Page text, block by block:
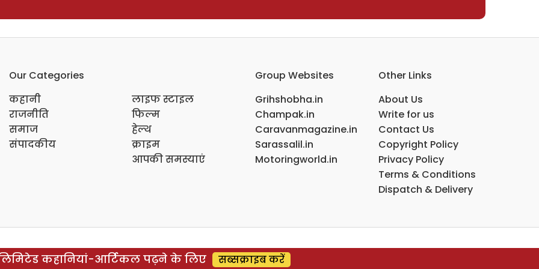
Our Categories
कहानी
राजनीति
समाज
संपादकीय
लाइफ स्टाइल
फिल्म
हेल्थ
क्राइम
आपकी समस्याएं
Group Websites
Grihshobha.in
Champak.in
Caravanmagazine.in
Sarassalil.in
Motoringworld.in
Other Links
About Us
Write for us
Contact Us
Copyright Policy
Privacy Policy
Terms & Conditions
Dispatch & Delivery
कहानियां-आर्टिकल पढ़ने के लिए सब्सक्राइब करें